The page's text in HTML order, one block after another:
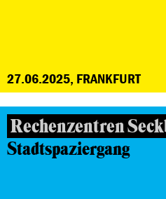
27.06.2025, FRANKFURT
Rechenzentren
Stadtspaziergang